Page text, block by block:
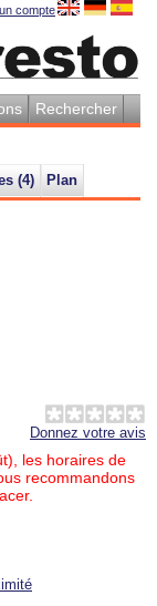
compte
Rechercher
(4) Plan
Donnez votre avis
les horaires de
recommandons